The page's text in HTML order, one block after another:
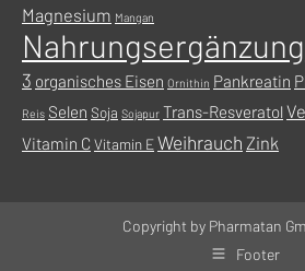
Magnesium Mangan
3 organisches Eisen Ornithin Pankreatin
Reis Selen Soja Sojapur Trans-Resveratol
Vitamin C Vitamin EWeihrauch Zink
Copyright by Pharmatan
Footer